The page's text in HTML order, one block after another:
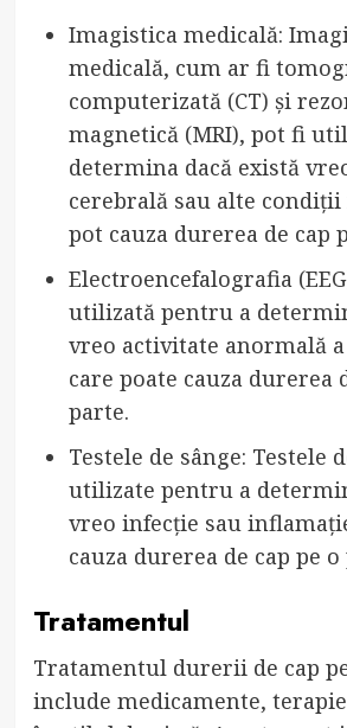
Imagistica medicală:
medicală, cum ar fi
computerizată (CT) și
magnetică (MRI), pot fi
determina dacă există
cerebrală sau alte condiții
pot cauza durerea de cap
Electroencefalografia
utilizată pentru a
vreo activitate anormală
care poate cauza durerea
parte.
Testele de sânge: Testele
utilizate pentru a
vreo infecție sau
cauza durerea de cap pe o
Tratamentul
Tratamentul durerii de cap
include medicamente,